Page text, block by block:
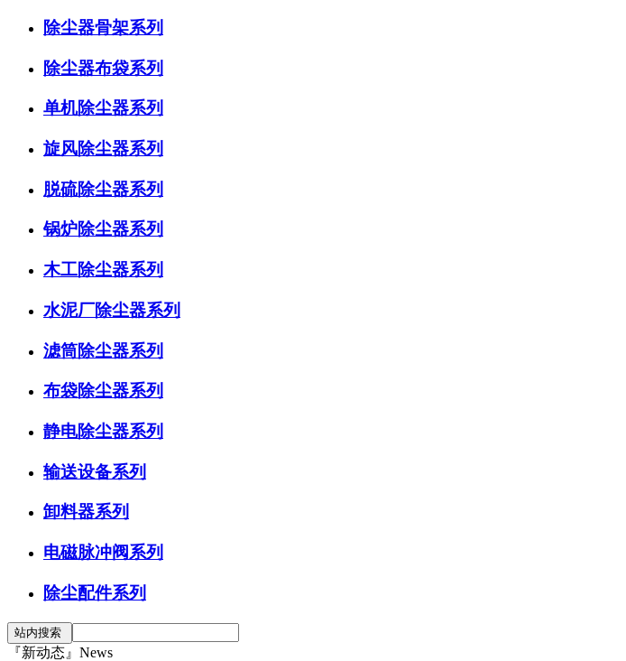
除尘器骨架系列
除尘器布袋系列
单机除尘器系列
旋风除尘器系列
脱硫除尘器系列
锅炉除尘器系列
木工除尘器系列
水泥厂除尘器系列
滤筒除尘器系列
布袋除尘器系列
静电除尘器系列
输送设备系列
卸料器系列
电磁脉冲阀系列
除尘配件系列
『新动态』News